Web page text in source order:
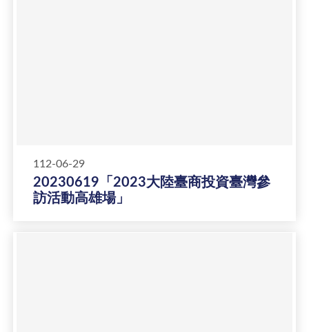
112-06-29
20230619「2023大陸臺商投資臺灣參
訪活動高雄場」